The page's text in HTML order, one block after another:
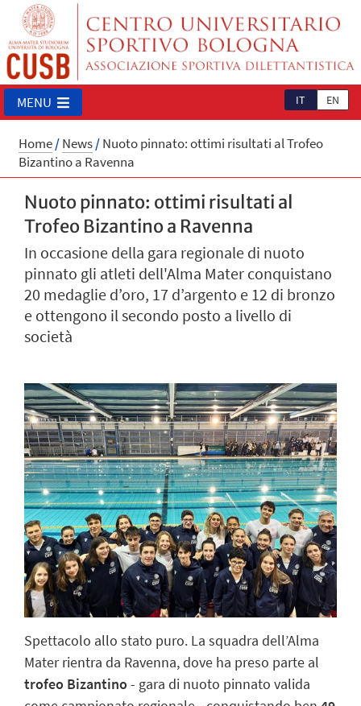
IT EN
MENU
Home/News/Nuoto pinnato: ottimi risultati al Trofeo
Bizantino a Ravenna
Nuoto pinnato: ottimi risultati al
Trofeo Bizantino a Ravenna
In occasione della gara regionale di nuoto
pinnato gli atleti dell'Alma Mater conquistano
20 medaglie d’oro, 17 d’argento e 12 di bronzo
e ottengono il secondo posto a livello di
società
Spettacolo allo stato puro. La squadra dell’Alma
Mater rientra da Ravenna, dove ha preso parte al
trofeo Bizantino- gara di nuoto pinnato valida